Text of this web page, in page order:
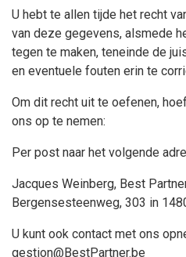
U hebt te allen tijde het recht
van deze gegevens, alsmede
tegen te maken, teneinde de
en eventuele fouten erin te
Om dit recht uit te oefenen,
ons op te nemen:
Per post naar het volgende
Jacques Weinberg, Best
Bergensesteenweg, 303 in
U kunt ook contact met ons
gestion@BestPartner.be